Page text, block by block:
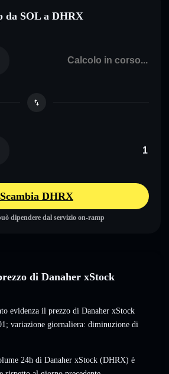
da SOL a DHRX
Scambia DHRX
dipendere dal servizio on-ramp
di Danaher xStock
evidenza il prezzo di Danaher xStock
; variazione giornaliera: diminuzione di
24h di Danaher xStock (DHRX) è